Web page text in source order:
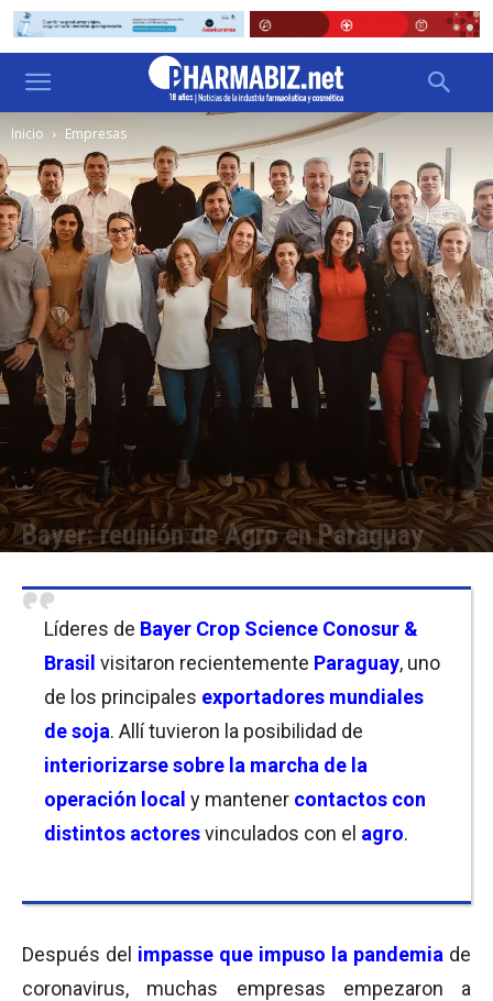
Inicio Empresas
Bayer: reunión de Agro en Paraguay
Líderes de Bayer Crop Science Conosur &
Brasil visitaron recientemente Paraguay, uno
de los principales exportadores mundiales
de soja. Allí tuvieron la posibilidad de
interiorizarsesobre la marcha de la
operación local y mantener contactos con
distintos actoresvinculados con el agro.
Después del impasse que impuso la pandemia de
coronavirus, muchas empresas empezaron a